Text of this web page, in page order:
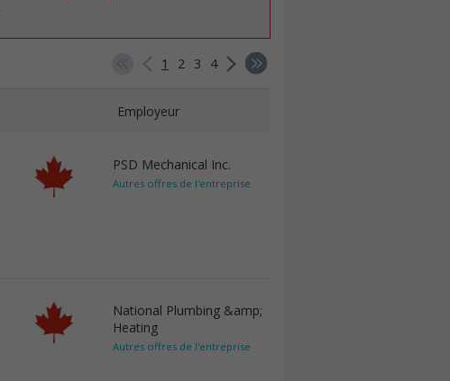
1 2 3 4
Employeur
PSD Mechanical Inc.
Autres offres de l'entreprise
National Plumbing &amp;
Heating
Autres offres de l'entreprise